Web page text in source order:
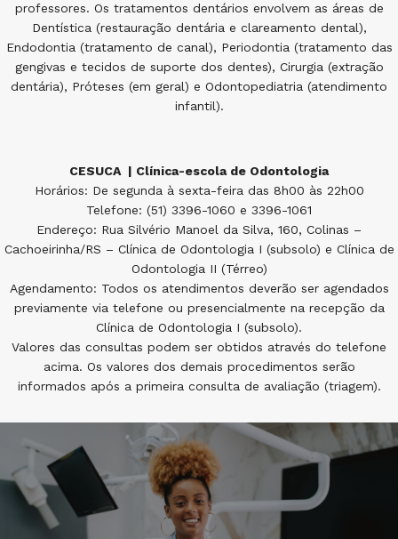
professores. Os tratamentos dentários envolvem as áreas de
Dentística (restauração dentária e clareamento dental),
Endodontia (tratamento de canal), Periodontia (tratamento das
gengivas e tecidos de suporte dos dentes), Cirurgia (extração
dentária), Próteses (em geral) e Odontopediatria (atendimento
infantil).
CESUCA | Clínica-escola de Odontologia
Horários: De segunda à sexta-feira das 8h00 às 22h00
Telefone: (51) 3396-1060 e 3396-1061
Endereço: Rua Silvério Manoel da Silva, 160, Colinas –
Cachoeirinha/RS – Clínica de Odontologia I (subsolo) e Clínica de
Odontologia II (Térreo)
Agendamento: Todos os atendimentos deverão ser agendados
previamente via telefone ou presencialmente na recepção da
Clínica de Odontologia I (subsolo).
Valores das consultas podem ser obtidos através do telefone
acima. Os valores dos demais procedimentos serão
informados após a primeira consulta de avaliação (triagem).